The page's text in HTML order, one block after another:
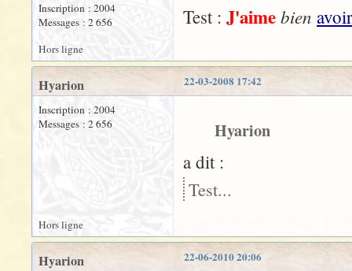
Inscription : 2004
Messages : 2 656
Test : J'aimebien avoir
Hors ligne
22-03-2008 17:42
Hyarion
Inscription : 2004
Messages : 2 656
Hyarion
a dit :
Test...
Hors ligne
22-06-2010 20:06
Hyarion